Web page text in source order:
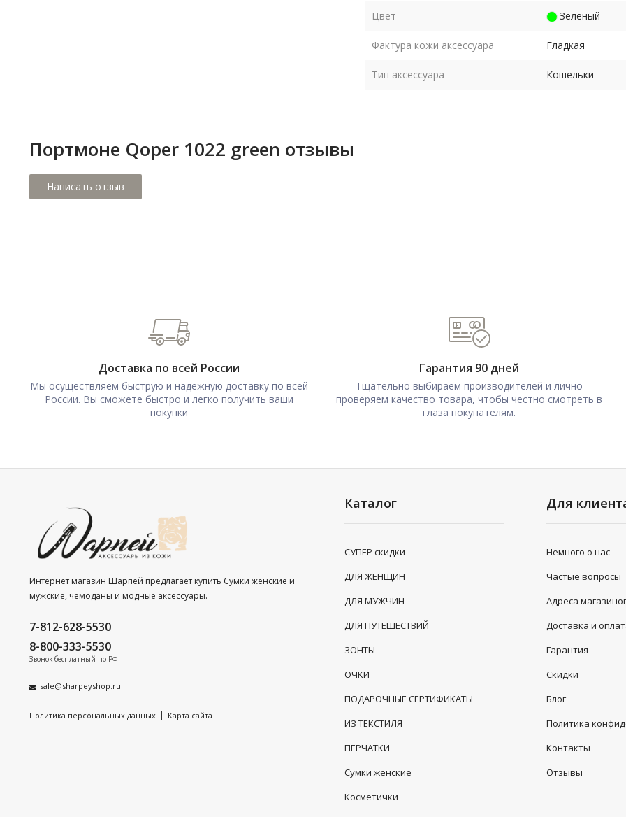
Цвет Зеленый
Фактура кожи аксессуара Гладкая
Тип аксессуара Кошельки
Портмоне Qoper 1022 green отзывы
Доставка по всей России
Мы осуществляем быструю и надежную доставку по всей
России. Вы сможете быстро и легко получить ваши
покупки
Гарантия 90 дней
Тщательно выбираем производителей и лично
проверяем качество товара, чтобы честно смотреть в
глаза покупателям.
Интернет магазин Шарпей предлагает купить Сумки женские и
мужские, чемоданы и модные аксессуары.
7-812-628-5530
8-800-333-5530
Звонок бесплатный по РФ
sale@sharpeyshop.ru
Политика персональных данных | Карта сайта
Каталог
СУПЕР скидки
ДЛЯ ЖЕНЩИН
ДЛЯ МУЖЧИН
ДЛЯ ПУТЕШЕСТВИЙ
ЗОНТЫ
ОЧКИ
ПОДАРОЧНЫЕ СЕРТИФИКАТЫ
ИЗ ТЕКСТИЛЯ
ПЕРЧАТКИ
Сумки женские
Косметички
Для
Немного о нас
Частые вопросы
Адреса
Доставка и
Гарантия
Скидки
Блог
Политика
Контакты
Отзывы